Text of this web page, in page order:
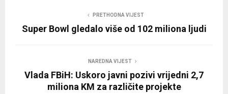
PRETHODNA VIJEST
Super Bowl gledalo više od 102 miliona ljudi
NAREDNA VIJEST
Vlada FBiH: Uskoro javni pozivi vrijedni 2,7
miliona KM za različite projekte